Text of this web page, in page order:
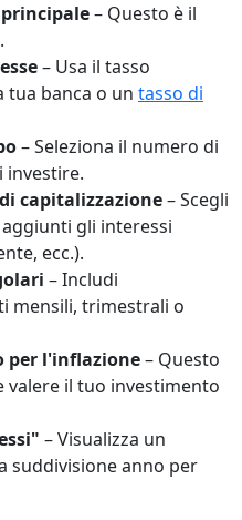
– Questo è il
– Usa il tasso
tua banca o un tasso di
– Seleziona il numero di
investire.
capitalizzazione– Scegli
gli interessi
ecc.).
– Includi
mensili, trimestrali o
per l'inflazione– Questo
il tuo investimento
– Visualizza un
suddivisione anno per